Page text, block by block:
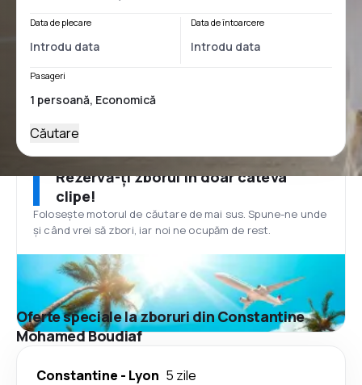
Data de plecare Data de întoarcere
Pasageri
Căutare
Rezervă-ți zborul în doar câteva
clipe!
Folosește motorul de căutare de mai sus. Spune-ne unde
și când vrei să zbori, iar noi ne ocupăm de rest.
Oferte speciale la zboruri din Constantine
Mohamed Boudiaf
Constantine - Lyon 5 zile